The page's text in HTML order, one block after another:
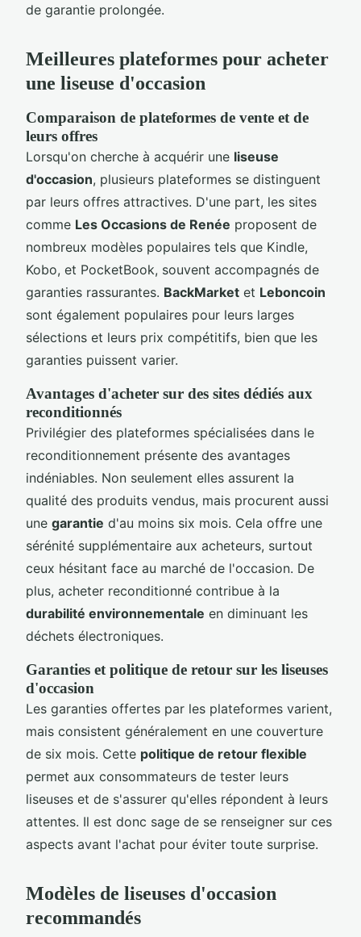
de garantie prolongée.
Meilleures plateformes pour acheter
une liseuse d'occasion
Comparaison de plateformes de vente et de
leurs offres
Lorsqu'on cherche à acquérir une liseuse
d'occasion, plusieurs plateformes se distinguent
par leurs offres attractives. D'une part, les sites
comme Les Occasions de Renée proposent de
nombreux modèles populaires tels que Kindle,
Kobo, et PocketBook, souvent accompagnés de
garanties rassurantes. BackMarket et Leboncoin
sont également populaires pour leurs larges
sélections et leurs prix compétitifs, bien que les
garanties puissent varier.
Avantages d'acheter sur des sites dédiés aux
reconditionnés
Privilégier des plateformes spécialisées dans le
reconditionnement présente des avantages
indéniables. Non seulement elles assurent la
qualité des produits vendus, mais procurent aussi
une garantie d'au moins six mois. Cela offre une
sérénité supplémentaire aux acheteurs, surtout
ceux hésitant face au marché de l'occasion. De
plus, acheter reconditionné contribue à la
durabilité environnementale en diminuant les
déchets électroniques.
Garanties et politique de retour sur les liseuses
d'occasion
Les garanties offertes par les plateformes varient,
mais consistent généralement en une couverture
de six mois. Cette politique de retour flexible
permet aux consommateurs de tester leurs
liseuses et de s'assurer qu'elles répondent à leurs
attentes. Il est donc sage de se renseigner sur ces
aspects avant l'achat pour éviter toute surprise.
Modèles de liseuses d'occasion
recommandés